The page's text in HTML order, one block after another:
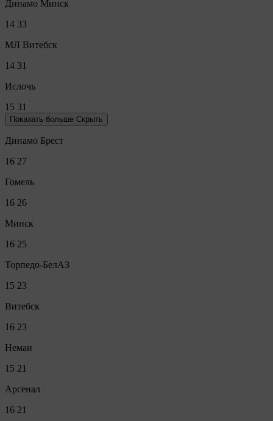
Динамо Минск
14 33
МЛ Витебск
14 31
Ислочь
15 31
Показать больше Скрыть
Динамо Брест
16 27
Гомель
16 26
Минск
16 25
Торпедо-БелАЗ
15 23
Витебск
16 23
Неман
15 21
Арсенал
16 21